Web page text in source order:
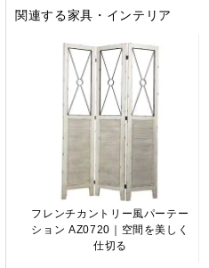
関連する家具・インテリア
フレンチカントリー風パーテー
ション AZ0720｜空間を美しく
仕切る